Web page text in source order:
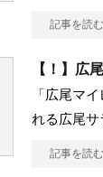
記事を読む
【！】広
「広尾マ
れる広尾サ
記事を読む